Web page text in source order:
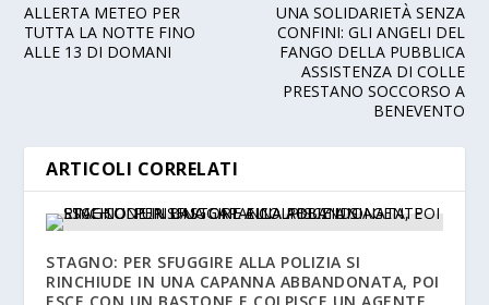
ALLERTA METEO PER
TUTTA LA NOTTE FINO
ALLE 13 DI DOMANI
UNA SOLIDARIETÀ SENZA
CONFINI: GLI ANGELI DEL
FANGO DELLA PUBBLICA
ASSISTENZA DI COLLE
PRESTANO SOCCORSO A
BENEVENTO
ARTICOLI CORRELATI
STAGNO: PER SFUGGIRE ALLA POLIZIA SI
RINCHIUDE IN UNA CAPANNA ABBANDONATA, POI